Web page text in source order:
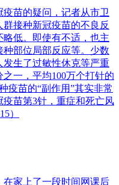
苗的疑问，记者从市卫
接种新冠疫苗的不良反
低。即使有不适，也主
部位局部反应等。少数
发生了过敏性休克等严重
一，平均100万个打针的
疫苗的“副作用”其实非常
苗第3针，重症和死亡风
）
家上了一段时间网课后